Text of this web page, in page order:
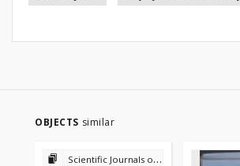
OBJECTS similar
Scientific Journals of the Maritime University of Szczecin